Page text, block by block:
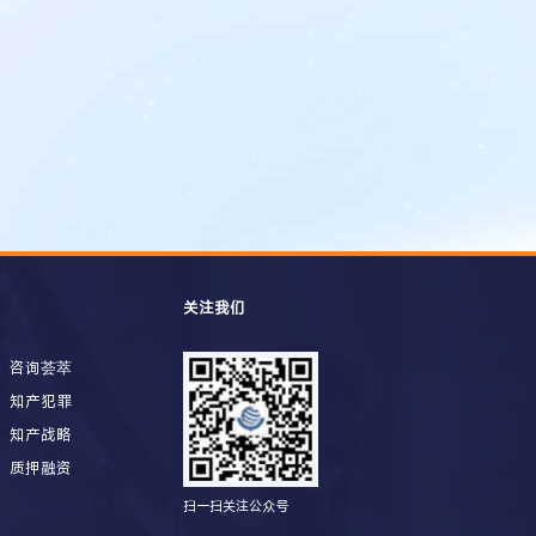
咨询荟萃
知产犯罪
知产战略
质押融资
关注我们
扫一扫关注公众号